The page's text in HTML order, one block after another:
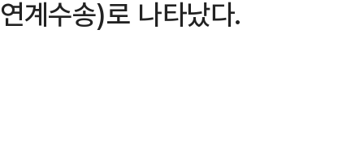
연계수송)로 나타났다.